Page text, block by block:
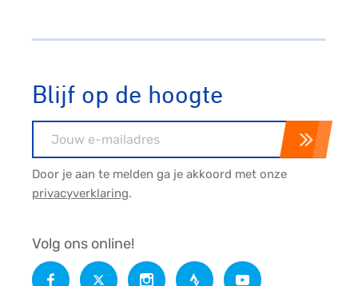
Blijf op de hoogte
Door je aan te melden ga je akkoord met onze
privacyverklaring.
Volg ons online!